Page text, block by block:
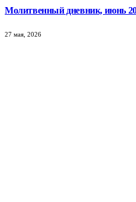
Молитвенный дневник, июнь
27 мая, 2026